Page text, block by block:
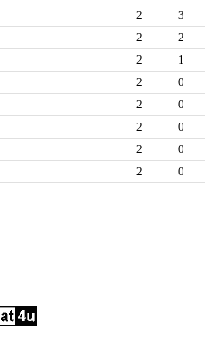
2
3
2
2
2
1
2
0
2
0
2
0
2
0
2 0